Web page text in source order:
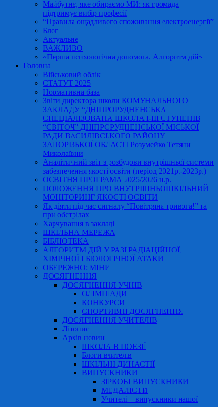
Майбутнє, яке обираємо МИ: як громада
підтримує вибір професії
“Правила ощадливого споживання електроенергії”
Блог
Актуальне
ВАЖЛИВО
«Перша психологічна допомога. Алгоритм дій»
Головна
Військовий облік
СТАТУТ 2025
Нормативна база
Звіти директора школи КОМУНАЛЬНОГО
ЗАКЛАДУ “ДНІПРОРУДНЕНСЬКА
СПЕЦІАЛІЗОВАНА ШКОЛА І-ІІІ СТУПЕНІВ
“СВІТОЧ” ДНІПРОРУДНЕНСЬКОЇ МІСЬКОЇ
РАДИ ВАСИЛІВСЬКОГО РАЙОНУ
ЗАПОРІЗЬКОЇ ОБЛАСТІ Розумейко Тетяни
Миколаївни
Аналітичний звіт з розбудови внутрішньої системи
забезпечення якості освіти (період 2021р.-2023р.)
ОСВІТНЯ ПРОГРАМА 2025/2026 н.р.
ПОЛОЖЕННЯ ПРО ВНУТРІШНЬОШКІЛЬНИЙ
МОНІТОРИНГ ЯКОСТІ ОСВІТИ
Як діяти під час сигналу “Повітряна тривога!” та
при обстрілах
Харчування в закладі
ШКІЛЬНА МЕРЕЖА
БІБЛІОТЕКА
АЛГОРИТМ ДІЙ У РАЗІ РАДІАЦІЙНОЇ,
ХІМІЧНОЇ І БІОЛОГІЧНОЇ АТАКИ
ОБЕРЕЖНО: МІНИ
ДОСЯГНЕННЯ
ДОСЯГНЕННЯ УЧНІВ
ОЛІМПІАДИ
КОНКУРСИ
СПОРТИВНІ ДОСЯГНЕННЯ
ДОСЯГНЕННЯ УЧИТЕЛІВ
Літопис
Архів новин
ШКОЛА В ПОЕЗІЇ
Блоги вчителів
ШКІЛЬНІ ДИНАСТІЇ
ВИПУСКНИКИ
ЗІРКОВІ ВИПУСКНИКИ
МЕДАЛІСТИ
Учителі – випускники нашої